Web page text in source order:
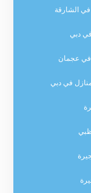
الشارقة
دبي
عجمان
في دبي